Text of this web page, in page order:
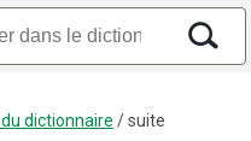
dictionnaire /suite